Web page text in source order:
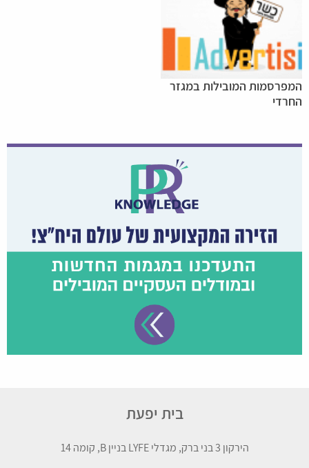
המפרסמות המובילות במגזר
החרדי
בית יפעת
הירקון 3 בני ברק, מגדלי LYFE בניין B, קומה 14